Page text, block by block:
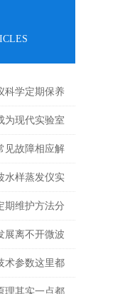
科学定期保养
的核心
为现代实验室
见故障相应解
水样蒸发仪实
期维护方法分
展离不开微波
术参数这里都
理其实一点都